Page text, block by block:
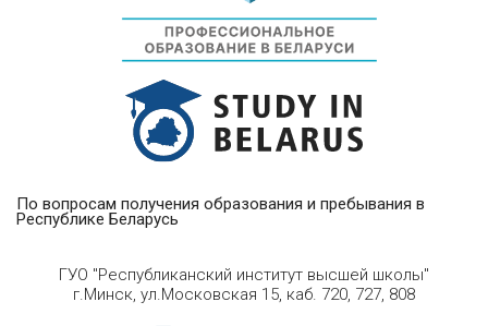
По вопросам получения образования и пребывания в
Республике Беларусь
ГУО "Республиканский институт высшей школы"
г.Минск, ул.Московская 15, каб. 720, 727, 808